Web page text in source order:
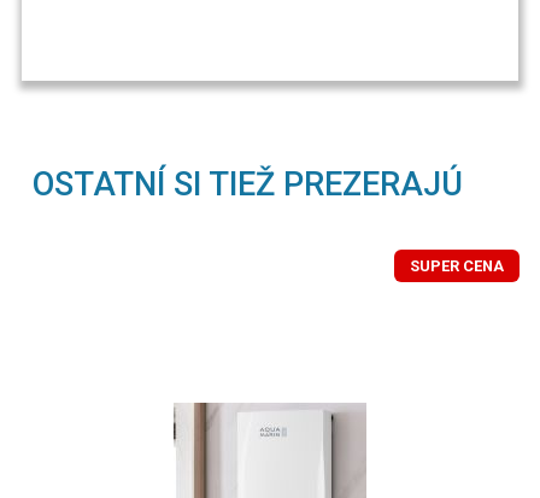
OSTATNÍ SI TIEŽ PREZERAJÚ
SUPER CENA